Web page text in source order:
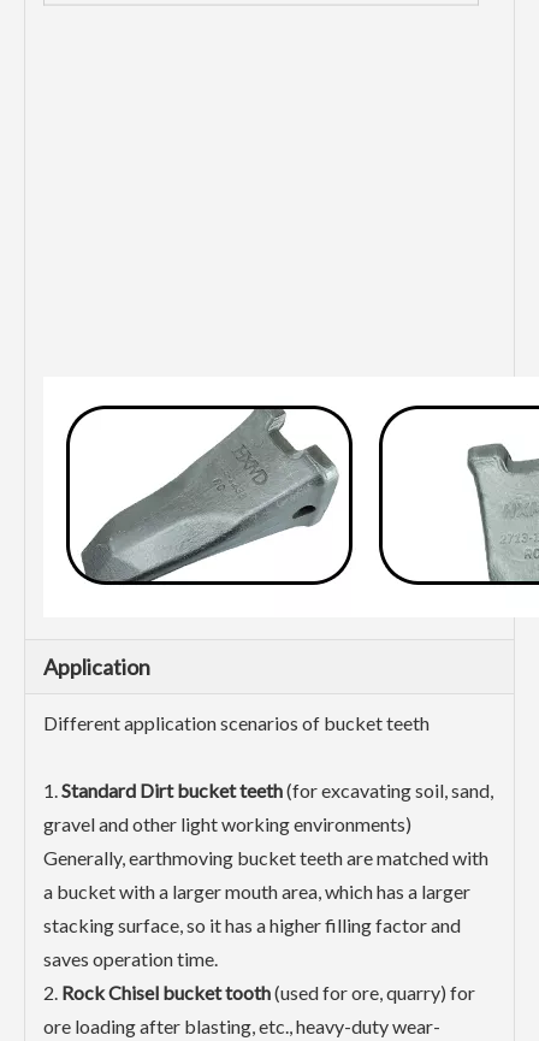
Application
Different application scenarios of bucket teeth
1.Standard Dirt bucket teeth(for excavating soil, sand,
gravel and other light working environments)
Generally, earthmoving bucket teeth are matched with
a bucket with a larger mouth area, which has a larger
stacking surface, so it has a higher filling factor and
saves operation time.
2. Rock Chisel bucket tooth(used for ore, quarry) for
ore loading after blasting, etc., heavy-duty wear-